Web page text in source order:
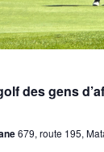
des gens
679, route 195,